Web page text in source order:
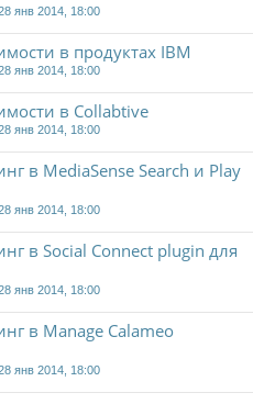
янв 2014, 18:00
в продуктах IBM
янв 2014, 18:00
в Collabtive
янв 2014, 18:00
в MediaSense Search и Play
янв 2014, 18:00
в Social Connect plugin для
янв 2014, 18:00
в Manage Calameo
янв 2014, 18:00